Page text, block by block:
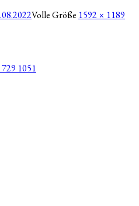
Volle Größe 1592 × 1189
1051